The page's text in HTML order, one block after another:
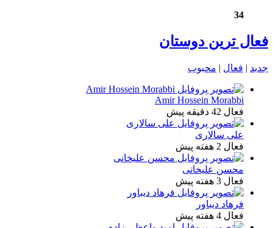
34
فعال ترین دوستان
جدید | فعال | محبوب
Amir Hossein Morabbi
فعال 42 دقیقه پیش
علی سالاری
فعال 2 هفته پیش
محسن علیخانی
فعال 3 هفته پیش
فرهاد دیباور
فعال 4 هفته پیش